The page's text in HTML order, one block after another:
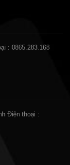
: 0865.283.168
Điện thoại :